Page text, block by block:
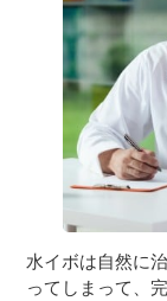
水イボは自然に
ってしまって、